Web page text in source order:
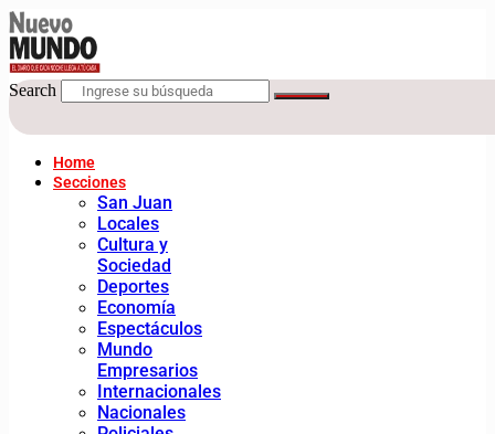
Search
Home
Secciones
San Juan
Locales
Cultura y
Sociedad
Deportes
Economía
Espectáculos
Mundo
Empresarios
Internacionales
Nacionales